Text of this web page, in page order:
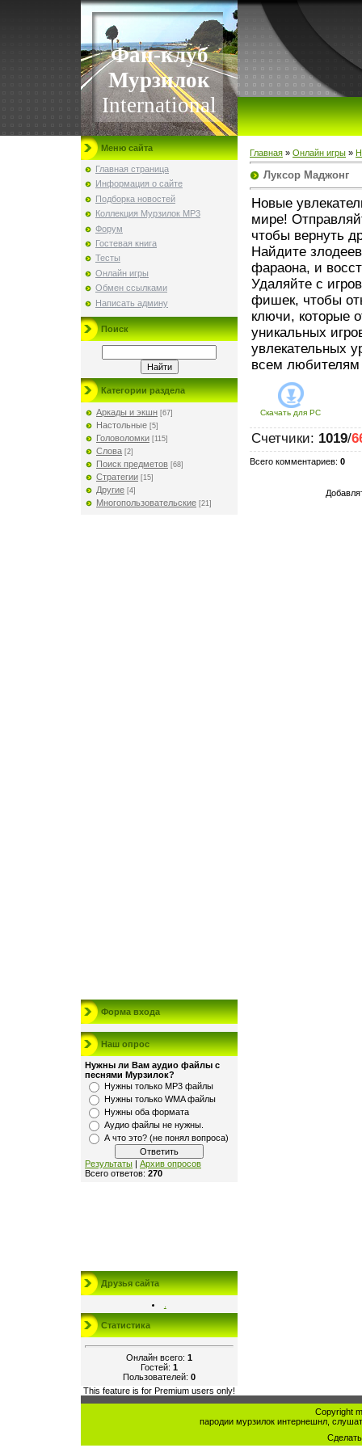
Фан-клуб
Мурзилок
International
Меню сайта
Главная страница
Информация о сайте
Подборка новостей
Коллекция Мурзилок MP3
Форум
Гостевая книга
Тесты
Онлайн игры
Обмен ссылками
Написать админу
Поиск
Категории раздела
Аркады и экшн [67]
Настольные [5]
Головоломки [115]
Слова [2]
Поиск предметов [68]
Стратегии [15]
Другие [4]
Многопользовательские [21]
Форма входа
Наш опрос
Нужны ли Вам аудио файлы с
песнями Мурзилок?
Нужны только MP3 файлы
Нужны только WMA файлы
Нужны оба формата
Аудио файлы не нужны.
А что это? (не понял вопроса)
Результаты | Архив опросов
Всего ответов: 270
Друзья сайта
Статистика
Онлайн всего: 1
Гостей: 1
Пользователей: 0
This feature is for Premium users only!
Главная » Онлайн игры »
Луксор Маджонг
Новые
мире!
чтобы вернуть
Найдите
фараона, и
Удаляйте с
фишек, чтобы
ключи, которые
уникальных
увлекательных
всем любителям
Скачать для PC
Счетчики: 1019/
Всего комментариев: 0
Copyright
пародии мурзилок интернешнл,